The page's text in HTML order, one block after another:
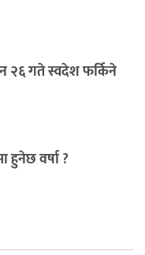
२६ गते स्वदेश फर्किने
वर्षा ?